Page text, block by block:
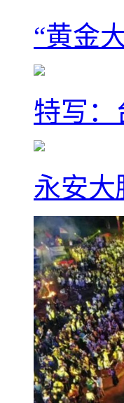
“黄金
特写：
永安